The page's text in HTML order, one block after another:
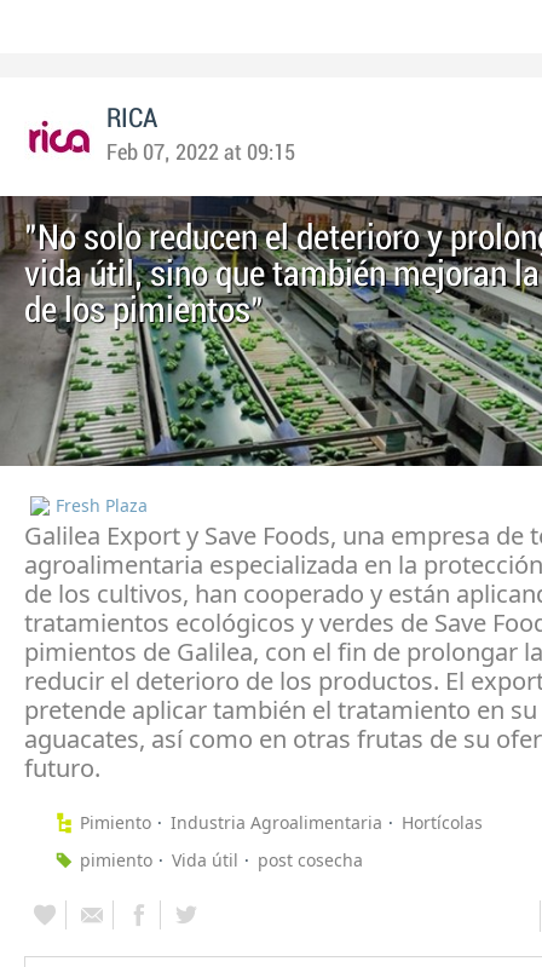
RICA
Feb 07, 2022 at 09:15
"No solo reducen el deterioro y
vida útil, sino que también mejoran
de los pimientos"
Fresh Plaza
Galilea Export y Save Foods, una empresa de
agroalimentaria especializada en la
de los cultivos, han cooperado y están
tratamientos ecológicos y verdes de Save
pimientos de Galilea, con el fin de prolongar
reducir el deterioro de los productos. El
pretende aplicar también el tratamiento en
aguacates, así como en otras frutas de su
futuro.
Pimiento Industria Agroalimentaria
Hortícolas
pimiento
Vida útil post cosecha